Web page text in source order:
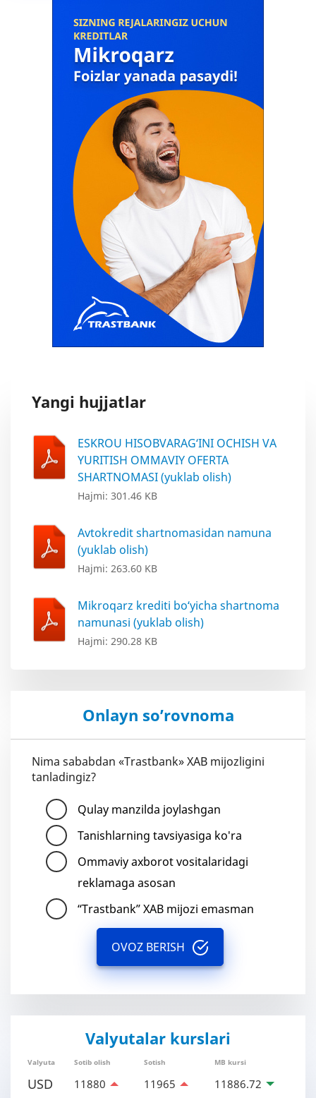
Yangi hujjatlar
ESKROU HISOBVARAG‘INI OCHISH VA
YURITISH OMMAVIY OFERTA
SHARTNOMASI (yuklab olish)
Hajmi: 301.46 KB
Avtokredit shartnomasidan namuna
(yuklab olish)
Hajmi: 263.60 KB
Mikroqarz krediti bo‘yicha shartnoma
namunasi (yuklab olish)
Hajmi: 290.28 KB
Onlayn so’rovnoma
Nima sababdan «Trastbank» XAB mijozligini
tanladingiz?
Qulay manzilda joylashgan
Tanishlarning tavsiyasiga ko'ra
Ommaviy axborot vositalaridagi
reklamaga asosan
“Trastbank” XAB mijozi emasman
OVOZ BERISH
Valyutalar kurslari
Valyuta Sotib olish Sotish MB kursi
USD 11880 11965 11886.72